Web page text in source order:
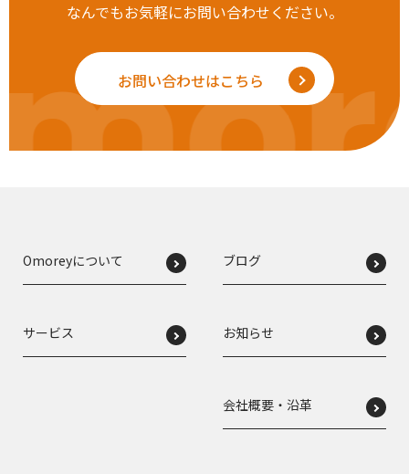
なんでもお気軽にお問い合わせください。
お問い合わせはこちら
Omoreyについて
サービス
ブログ
お知らせ
会社概要・沿革